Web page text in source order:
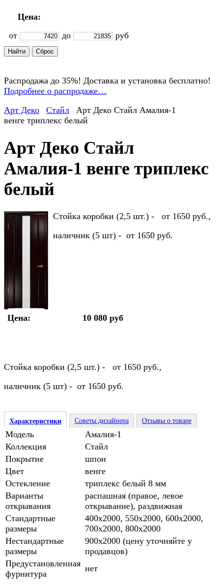
Цена:
от
до руб
Распродажа до 35%! Доставка и установка бесплатно!
Подробнее о распродаже…
Арт Деко
Стайл
Арт Деко Стайл Амалия-1
венге триплекс белый
Арт Деко Стайл
Амалия-1 венге триплекс
белый
Стойка коробки (2,5 шт.) - от 1650 руб.,
наличник (5 шт) - от 1650 руб.
Цена: 10 080 руб
Стойка коробки (2,5 шт.) - от 1650 руб.,
наличник (5 шт) - от 1650 руб.
Характеристики Советы дизайнера Отзывы о товаре
Модель
Амалия-1
Коллекция
Стайл
Покрытие
шпон
Цвет
венге
Остекление
триплекс белый 8 мм
Варианты
открывания
распашная (правое, левое
открывание), раздвижная
Стандартные
размеры
400х2000, 550х2000, 600х2000,
700х2000, 800х2000
Нестандартные
размеры
900х2000 (цену уточняйте у
продавцов)
Предустановленная
фурнитура
нет